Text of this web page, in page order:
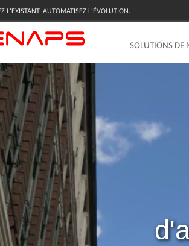
L'EXISTANT. AUTOMATISEZ L'ÉVOLUTION.
SOLUTIONS DE